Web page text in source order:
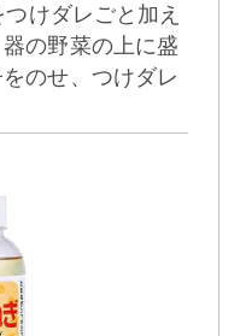
けダレごと加え
の野菜の上に盛
のせ、つけダレ